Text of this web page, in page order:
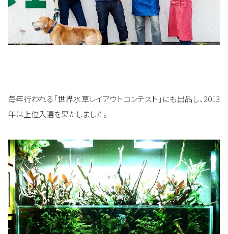
毎年行われる「世界水草レイアウトコンテスト」にも出品し、2013
年は上位入選を果たしました。